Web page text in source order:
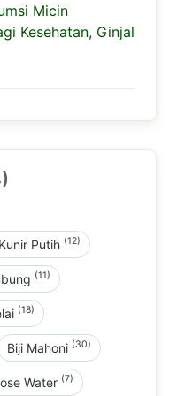
Micin
Kesehatan, Ginjal
Kunir Putih (12)
(11)
(18)
Biji Mahoni (30)
Water (7)